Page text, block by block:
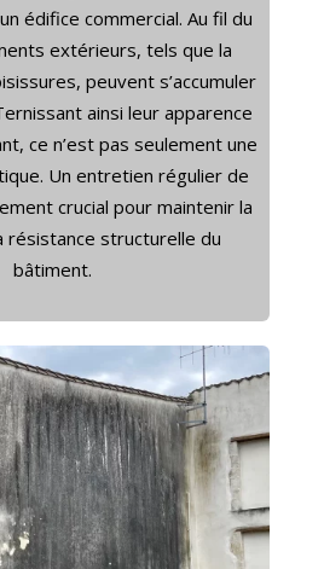
édifice commercial. Au fil du
extérieurs, tels que la
peuvent s’accumuler
ainsi leur apparence
ce n’est pas seulement une
Un entretien régulier de
crucial pour maintenir la
résistance structurelle du
bâtiment.